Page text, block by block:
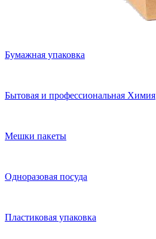
Бумажная упаковка
Бытовая и профессиональная Химия
Мешки пакеты
Одноразовая посуда
Пластиковая упаковка